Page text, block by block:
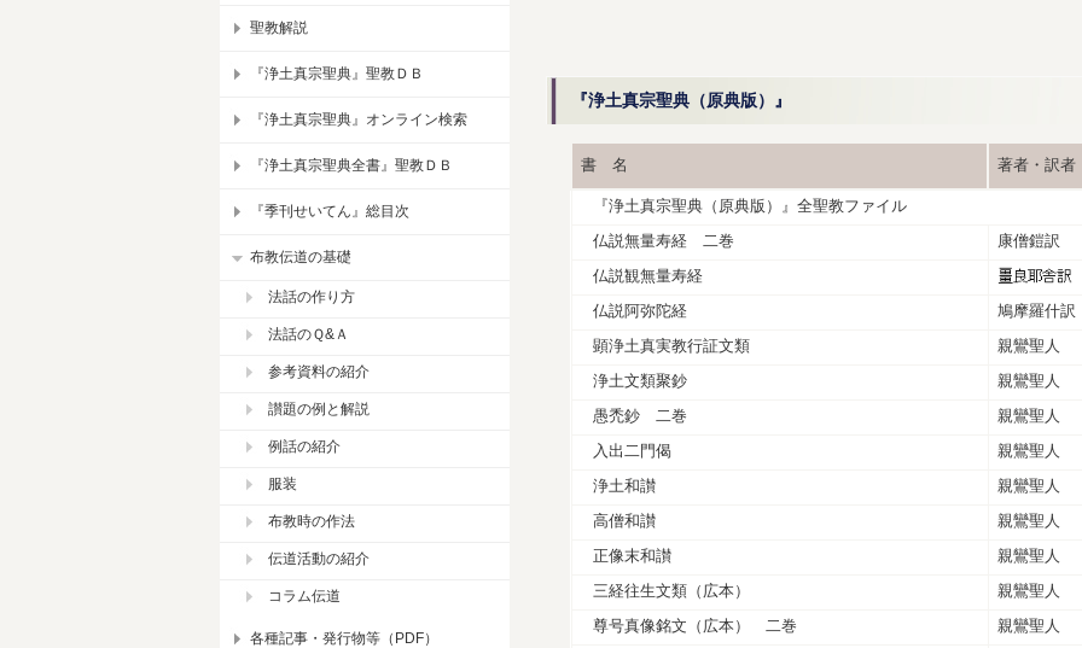
聖教解説
『浄土真宗聖典』聖教ＤＢ
『浄土真宗聖典』オンライン検索
『浄土真宗聖典全書』聖教ＤＢ
『季刊せいてん』総目次
布教伝道の基礎
法話の作り方
法話のＱ&Ａ
参考資料の紹介
讃題の例と解説
例話の紹介
服装
布教時の作法
伝道活動の紹介
コラム伝道
各種記事・発行物等（PDF）
『浄土真宗聖典（原典版）』
書 名 著者・訳者
『浄土真宗聖典（原典版）』全聖教ファイル
仏説無量寿経 二巻 康僧鎧訳
仏説観無量寿経
仏説阿弥陀経 鳩摩羅什訳
顕浄土真実教行証文類 親鸞聖人
浄土文類聚鈔 親鸞聖人
愚禿鈔 二巻 親鸞聖人
入出二門偈 親鸞聖人
浄土和讃 親鸞聖人
高僧和讃 親鸞聖人
正像末和讃 親鸞聖人
三経往生文類（広本） 親鸞聖人
尊号真像銘文（広本） 二巻 親鸞聖人